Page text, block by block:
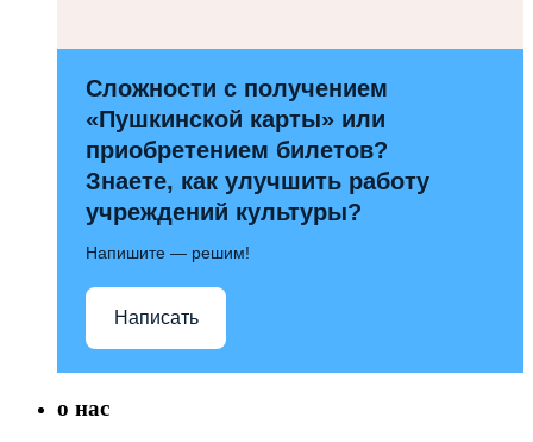
Сложности с получением
«Пушкинской карты» или
приобретением билетов?
Знаете, как улучшить работу
учреждений культуры?
Напишите — решим!
Написать
о нас